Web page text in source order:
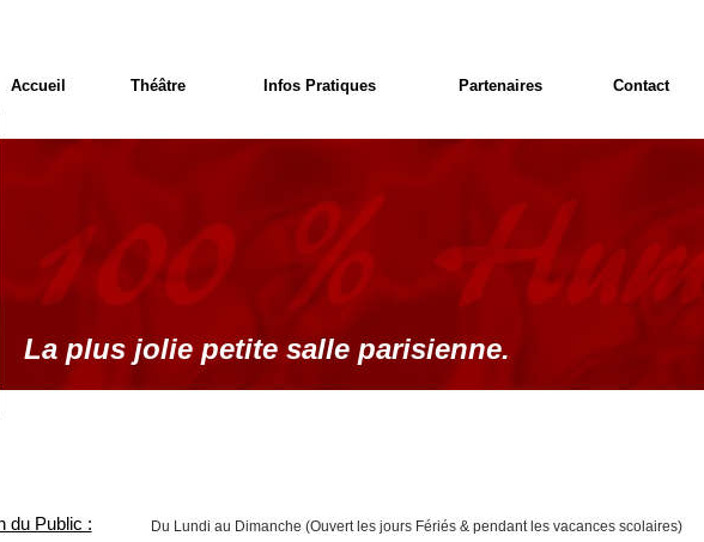
du Public : Du Lundi au Dimanche (Ouvert les jours Fériés & pendant les vacances scolaires)
La plus jolie petite salle parisienne.
Accueil Théâtre Infos Pratiques Partenaires Contact